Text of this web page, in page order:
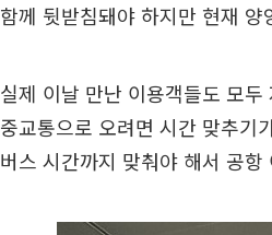
함께 뒷받침돼야 하지만 현재
실제 이날 만난 이용객들도 모
중교통으로 오려면 시간 맞추기
버스 시간까지 맞춰야 해서 공